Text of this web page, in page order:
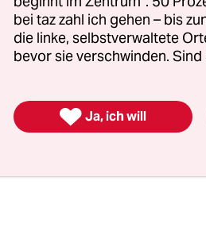
bei taz zahl ich gehen – bis
die linke, selbstverwaltete
bevor sie verschwinden. Sind
 Ja, ich will